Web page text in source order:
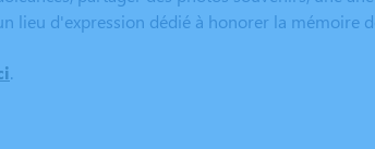
lieu d'expression dédié à honorer la mémoire
.